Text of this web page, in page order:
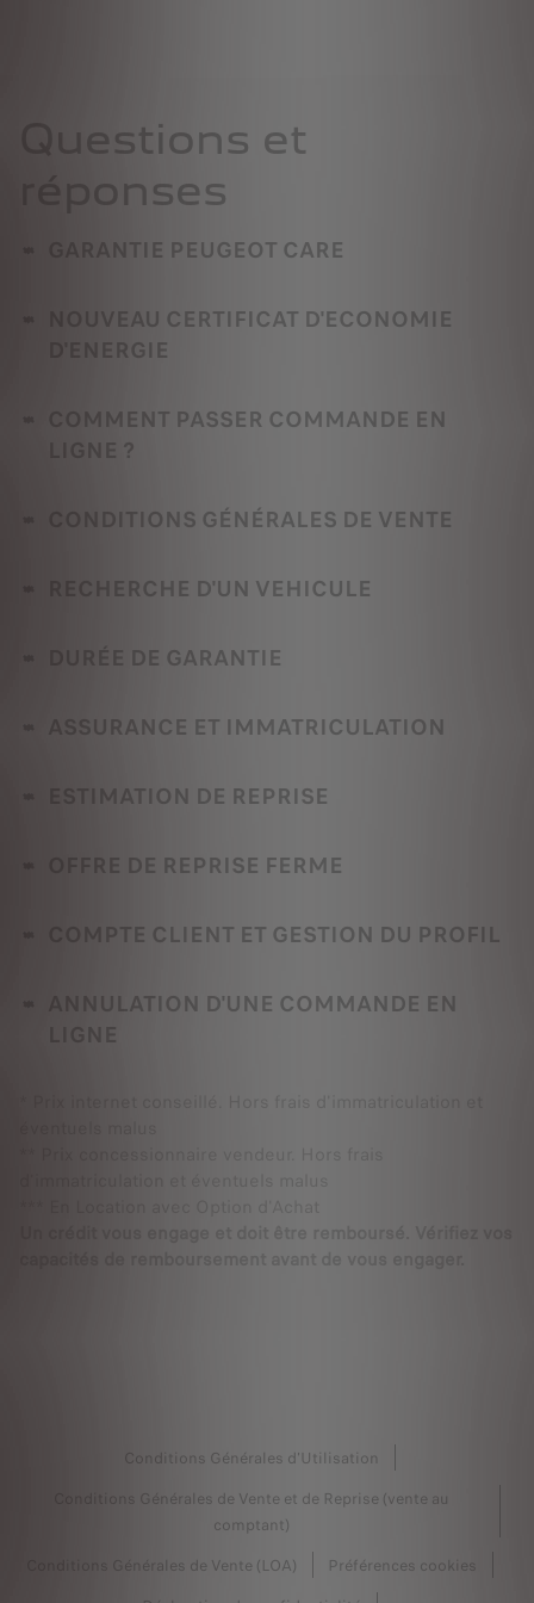
Questions et
réponses
GARANTIE PEUGEOT CARE
NOUVEAU CERTIFICAT D'ECONOMIE
D'ENERGIE
COMMENT PASSER COMMANDE EN
LIGNE ?
CONDITIONS GÉNÉRALES DE VENTE
RECHERCHE D'UN VEHICULE
DURÉE DE GARANTIE
ASSURANCE ET IMMATRICULATION
ESTIMATION DE REPRISE
OFFRE DE REPRISE FERME
COMPTE CLIENT ET GESTION DU PROFIL
ANNULATION D'UNE COMMANDE EN
Conditions Générales d'Utilisation
Conditions Générales de Vente et de Reprise (vente au
comptant)
Conditions Générales de Vente (LOA)
Préférences cookies